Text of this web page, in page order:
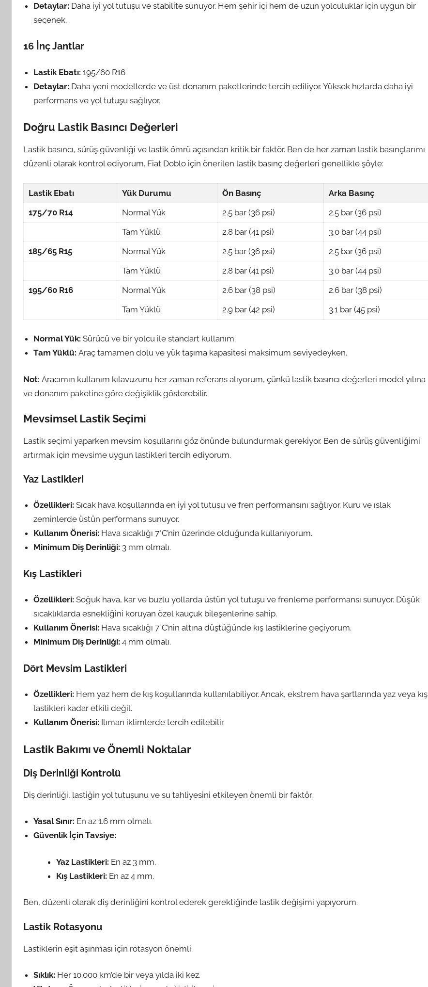
Detaylar: Daha iyi yol tutuşu ve stabilite sunuyor. Hem şehir içi hem de uzun yolculuklar için uygun bir
seçenek.
16 İnç Jantlar
Lastik Ebatı: 195/60 R16
Detaylar: Daha yeni modellerde ve üst donanım paketlerinde tercih ediliyor. Yüksek hızlarda daha iyi
performans ve yol tutuşu sağlıyor.
Doğru Lastik Basıncı Değerleri
Lastik basıncı, sürüş güvenliği ve lastik ömrü açısından kritik bir faktör. Ben de her zaman lastik basınçlarımı
düzenli olarak kontrol ediyorum. Fiat Doblo için önerilen lastik basınç değerleri genellikle şöyle:
Lastik Ebatı Yük Durumu Ön Basınç
Arka Basınç
175/70 R14
Normal Yük 2.5 bar (36 psi)
2.5 bar (36 psi)
Tam Yüklü
2.8 bar (41 psi)
3.0 bar (44 psi)
185/65 R15
Normal Yük 2.5 bar (36 psi)
2.5 bar (36 psi)
Tam Yüklü
2.8 bar (41 psi)
3.0 bar (44 psi)
195/60 R16
Normal Yük 2.6 bar (38 psi)
2.6 bar (38 psi)
Tam Yüklü
2.9 bar (42 psi) 3.1 bar (45 psi)
Normal Yük: Sürücü ve bir yolcu ile standart kullanım.
Tam Yüklü: Araç tamamen dolu ve yük taşıma kapasitesi maksimum seviyedeyken.
Not: Aracımın kullanım kılavuzunu her zaman referans alıyorum, çünkü lastik basıncı değerleri model yılına
ve donanım paketine göre değişiklik gösterebilir.
Mevsimsel Lastik Seçimi
Lastik seçimi yaparken mevsim koşullarını göz önünde bulundurmak gerekiyor. Ben de sürüş güvenliğimi
artırmak için mevsime uygun lastikleri tercih ediyorum.
Yaz Lastikleri
Özellikleri: Sıcak hava koşullarında en iyi yol tutuşu ve fren performansını sağlıyor. Kuru ve ıslak
zeminlerde üstün performans sunuyor.
Kullanım Önerisi: Hava sıcaklığı 7°C’nin üzerinde olduğunda kullanıyorum.
Minimum Diş Derinliği: 3 mm olmalı.
Kış Lastikleri
Özellikleri: Soğuk hava, kar ve buzlu yollarda üstün yol tutuşu ve frenleme performansı sunuyor. Düşük
sıcaklıklarda esnekliğini koruyan özel kauçuk bileşenlerine sahip.
Kullanım Önerisi: Hava sıcaklığı 7°C’nin altına düştüğünde kış lastiklerine geçiyorum.
Minimum Diş Derinliği: 4 mm olmalı.
Dört Mevsim Lastikleri
Özellikleri: Hem yaz hem de kış koşullarında kullanılabiliyor. Ancak, ekstrem hava şartlarında yaz veya kış
lastikleri kadar etkili değil.
Kullanım Önerisi: Ilıman iklimlerde tercih edilebilir.
Lastik Bakımı ve Önemli Noktalar
Diş Derinliği Kontrolü
Diş derinliği, lastiğin yol tutuşunu ve su tahliyesini etkileyen önemli bir faktör.
Yasal Sınır: En az 1.6 mm olmalı.
Güvenlik İçin Tavsiye:
Yaz Lastikleri: En az 3 mm.
Kış Lastikleri: En az 4 mm.
Ben, düzenli olarak diş derinliğini kontrol ederek gerektiğinde lastik değişimi yapıyorum.
Lastik Rotasyonu
Lastiklerin eşit aşınması için rotasyon önemli.
Sıklık: Her 10.000 km’de bir veya yılda iki kez.